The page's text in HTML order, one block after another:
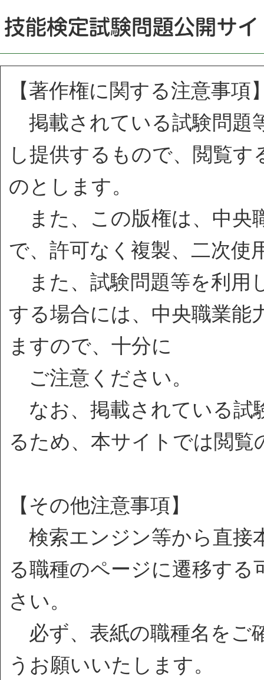
【著作権に関する注意事項
掲載されている試験問題
し提供するもので、閲覧
のとします。
また、この版権は、中央
で、許可なく複製、二次使
また、試験問題等を利用
する場合には、中央職業能
ますので、十分に
ご注意ください。
なお、掲載されている試
るため、本サイトでは閲
【その他注意事項】
検索エンジン等から直接
る職種のページに遷移す
さい。
必ず、表紙の職種名をご
うお願いいたします。